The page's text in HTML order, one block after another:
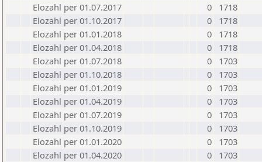
Elozahl per 01.07.2017
0
1718
Elozahl per 01.10.2017
0
1718
Elozahl per 01.01.2018
0
1718
Elozahl per 01.04.2018
0
1718
Elozahl per 01.07.2018
0
1703
Elozahl per 01.10.2018
0
1703
Elozahl per 01.01.2019
0
1703
Elozahl per 01.04.2019
0
1703
Elozahl per 01.07.2019
0
1703
Elozahl per 01.10.2019
0
1703
Elozahl per 01.01.2020
0
1703
Elozahl per 01.04.2020
0
1703